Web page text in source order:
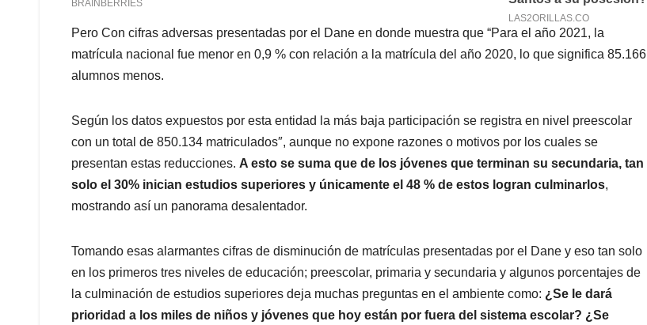
Pero Con cifras adversas presentadas por el Dane en donde muestra que “Para el año 2021, la
matrícula nacional fue menor en 0,9 % con relación a la matrícula del año 2020, lo que significa 85.166
alumnos menos.
Según los datos expuestos por esta entidad la más baja participación se registra en nivel preescolar
con un total de 850.134 matriculados″, aunque no expone razones o motivos por los cuales se
presentan estas reducciones. A esto se suma que de los jóvenes que terminan su secundaria, tan
solo el 30% inician estudios superiores y únicamente el 48 % de estos logran culminarlos,
mostrando así un panorama desalentador.
Tomando esas alarmantes cifras de disminución de matrículas presentadas por el Dane y eso tan solo
en los primeros tres niveles de educación; preescolar, primaria y secundaria y algunos porcentajes de
la culminación de estudios superiores deja muchas preguntas en el ambiente como: ¿Se le dará
prioridad a los miles de niños y jóvenes que hoy están por fuera del sistema escolar? ¿Se